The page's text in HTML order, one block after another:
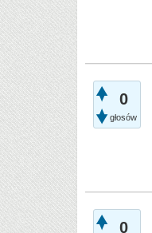
0
głosów
0